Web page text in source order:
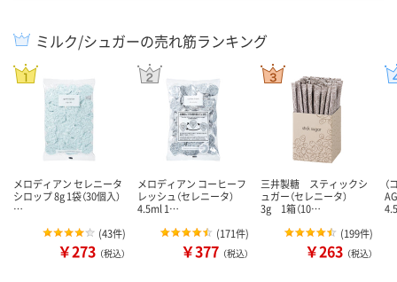
ミルク/シュガーの売れ筋ランキング
メロディアン セレニータ
シロップ 8g 1袋（30個入）
…
(43件)
￥273 （税込）
メロディアン コーヒーフ
レッシュ（セレニータ）
4.5ml 1…
(171件)
￥377 （税込）
三井製糖 スティックシ
ュガー（セレニータ）
3g 1箱（10…
(199件)
￥263 （税込）